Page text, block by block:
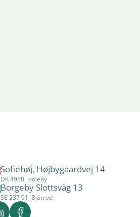
Sofiehøj, Højbygaardvej 14
DK 4960, Holeby
Borgeby Slottsväg 13
SE 237 91, Bjärred